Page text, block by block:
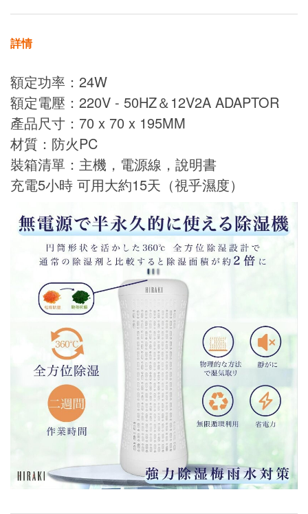
詳情
額定功率：24W
額定電壓：220V - 50HZ＆12V2A ADAPTOR
產品尺寸：70 x 70 x 195MM
材質：防火PC
裝箱清單：主機，電源線，說明書
充電5小時 可用大約15天（視乎濕度）